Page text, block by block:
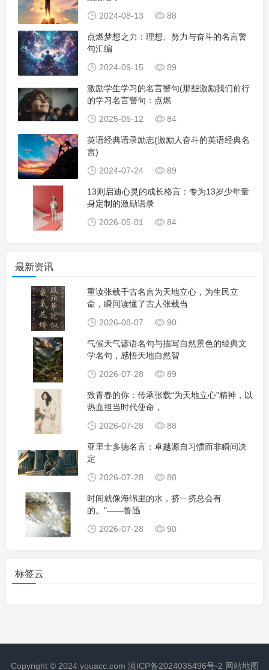
2024-08-13
88
点燃梦想之力：理想、努力与奋斗的名言警
句汇编
2024-09-15
89
激励学生学习的名言警句(那些激励我们前行
的学习名言警句：点燃
2025-05-12
84
英语经典语录励志(激励人奋斗的英语经典名
言)
2024-07-24
89
13则启迪心灵的成长格言：专为13岁少年量
身定制的激励语录
2026-05-01
84
最新资讯
重读张载千古名言为天地立心，为生民立
命，瞬间读懂了古人张载当
2026-08-07
90
气候天气谚语名句与描写自然景色的经典文
学名句，感悟天地自然智
2026-07-28
89
致青春的你：传承张载“为天地立心”精神，以
热血担当时代使命，
2026-07-28
88
亚里士多德名言：卓越源自习惯而非瞬间决
定
2026-07-28
88
时间就像海绵里的水，挤一挤总会有
的。"——鲁迅
2026-07-28
90
标签云
Copyright © 2024 youacc.com 滇ICP备2024035496号-2 网站地图